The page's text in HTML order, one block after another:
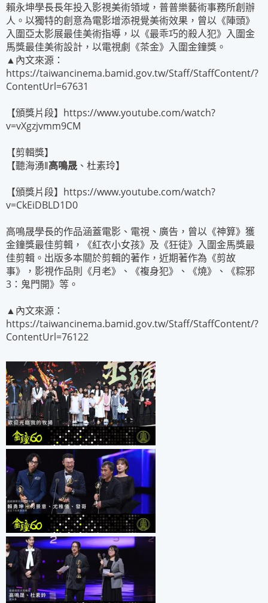
賴永坤學長長年投入影視美術領域，普普樂藝術事務所創辦
人。以獨特的創意為電影增添視覺美術效果，曾以《陣頭》
入圍亞太影展最佳美術指導，以《最乖巧的殺人犯》入圍金
馬獎最佳美術設計，以電視劇《茶金》入圍金鐘獎。
▲內文來源：
https://taiwancinema.bamid.gov.tw/Staff/StaffContent/?
ContentUrl=67631
【頒獎片段】https://www.youtube.com/watch?
v=vXgzjvmm9CM
【剪輯獎】
【聽海湧‖高鳴晟 、杜素玲】
【頒獎片段】https://www.youtube.com/watch?
v=CkEiDBLD1D0
高鳴晟學長的作品涵蓋電影、電視、廣告，曾以《神算》獲
金鐘獎最佳剪輯，《紅衣小女孩》及《狂徒》入圍金馬獎最
佳剪輯。出版多本關於剪輯的著作，近期著作為《剪故
事》，影視作品則《月老》、《複身犯》、《燒》、《粽邪
3：鬼門開》等。
▲內文來源：
https://taiwancinema.bamid.gov.tw/Staff/StaffContent/?
ContentUrl=76122